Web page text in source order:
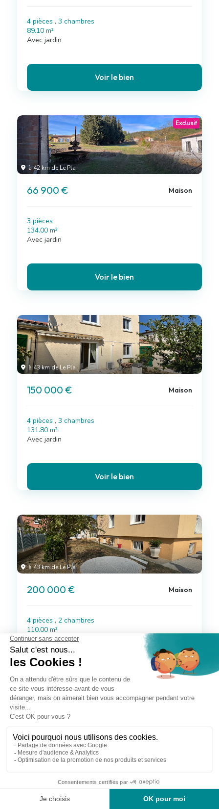
4 pièces , 3 chambres
89.10 m²
Avec jardin
Voir le bien
à 42 km de Le Pla
Exclusif
66 900 € Maison
3 pièces
134.00 m²
Avec jardin
Voir le bien
à 43 km de Le Pla
150 000 € Maison
4 pièces , 3 chambres
131.80 m²
Avec jardin
Voir le bien
à 43 km de Le Pla
200 000 € Maison
4 pièces , 2 chambres
110.00 m²
Avec jardin
Voir le bien
Maison